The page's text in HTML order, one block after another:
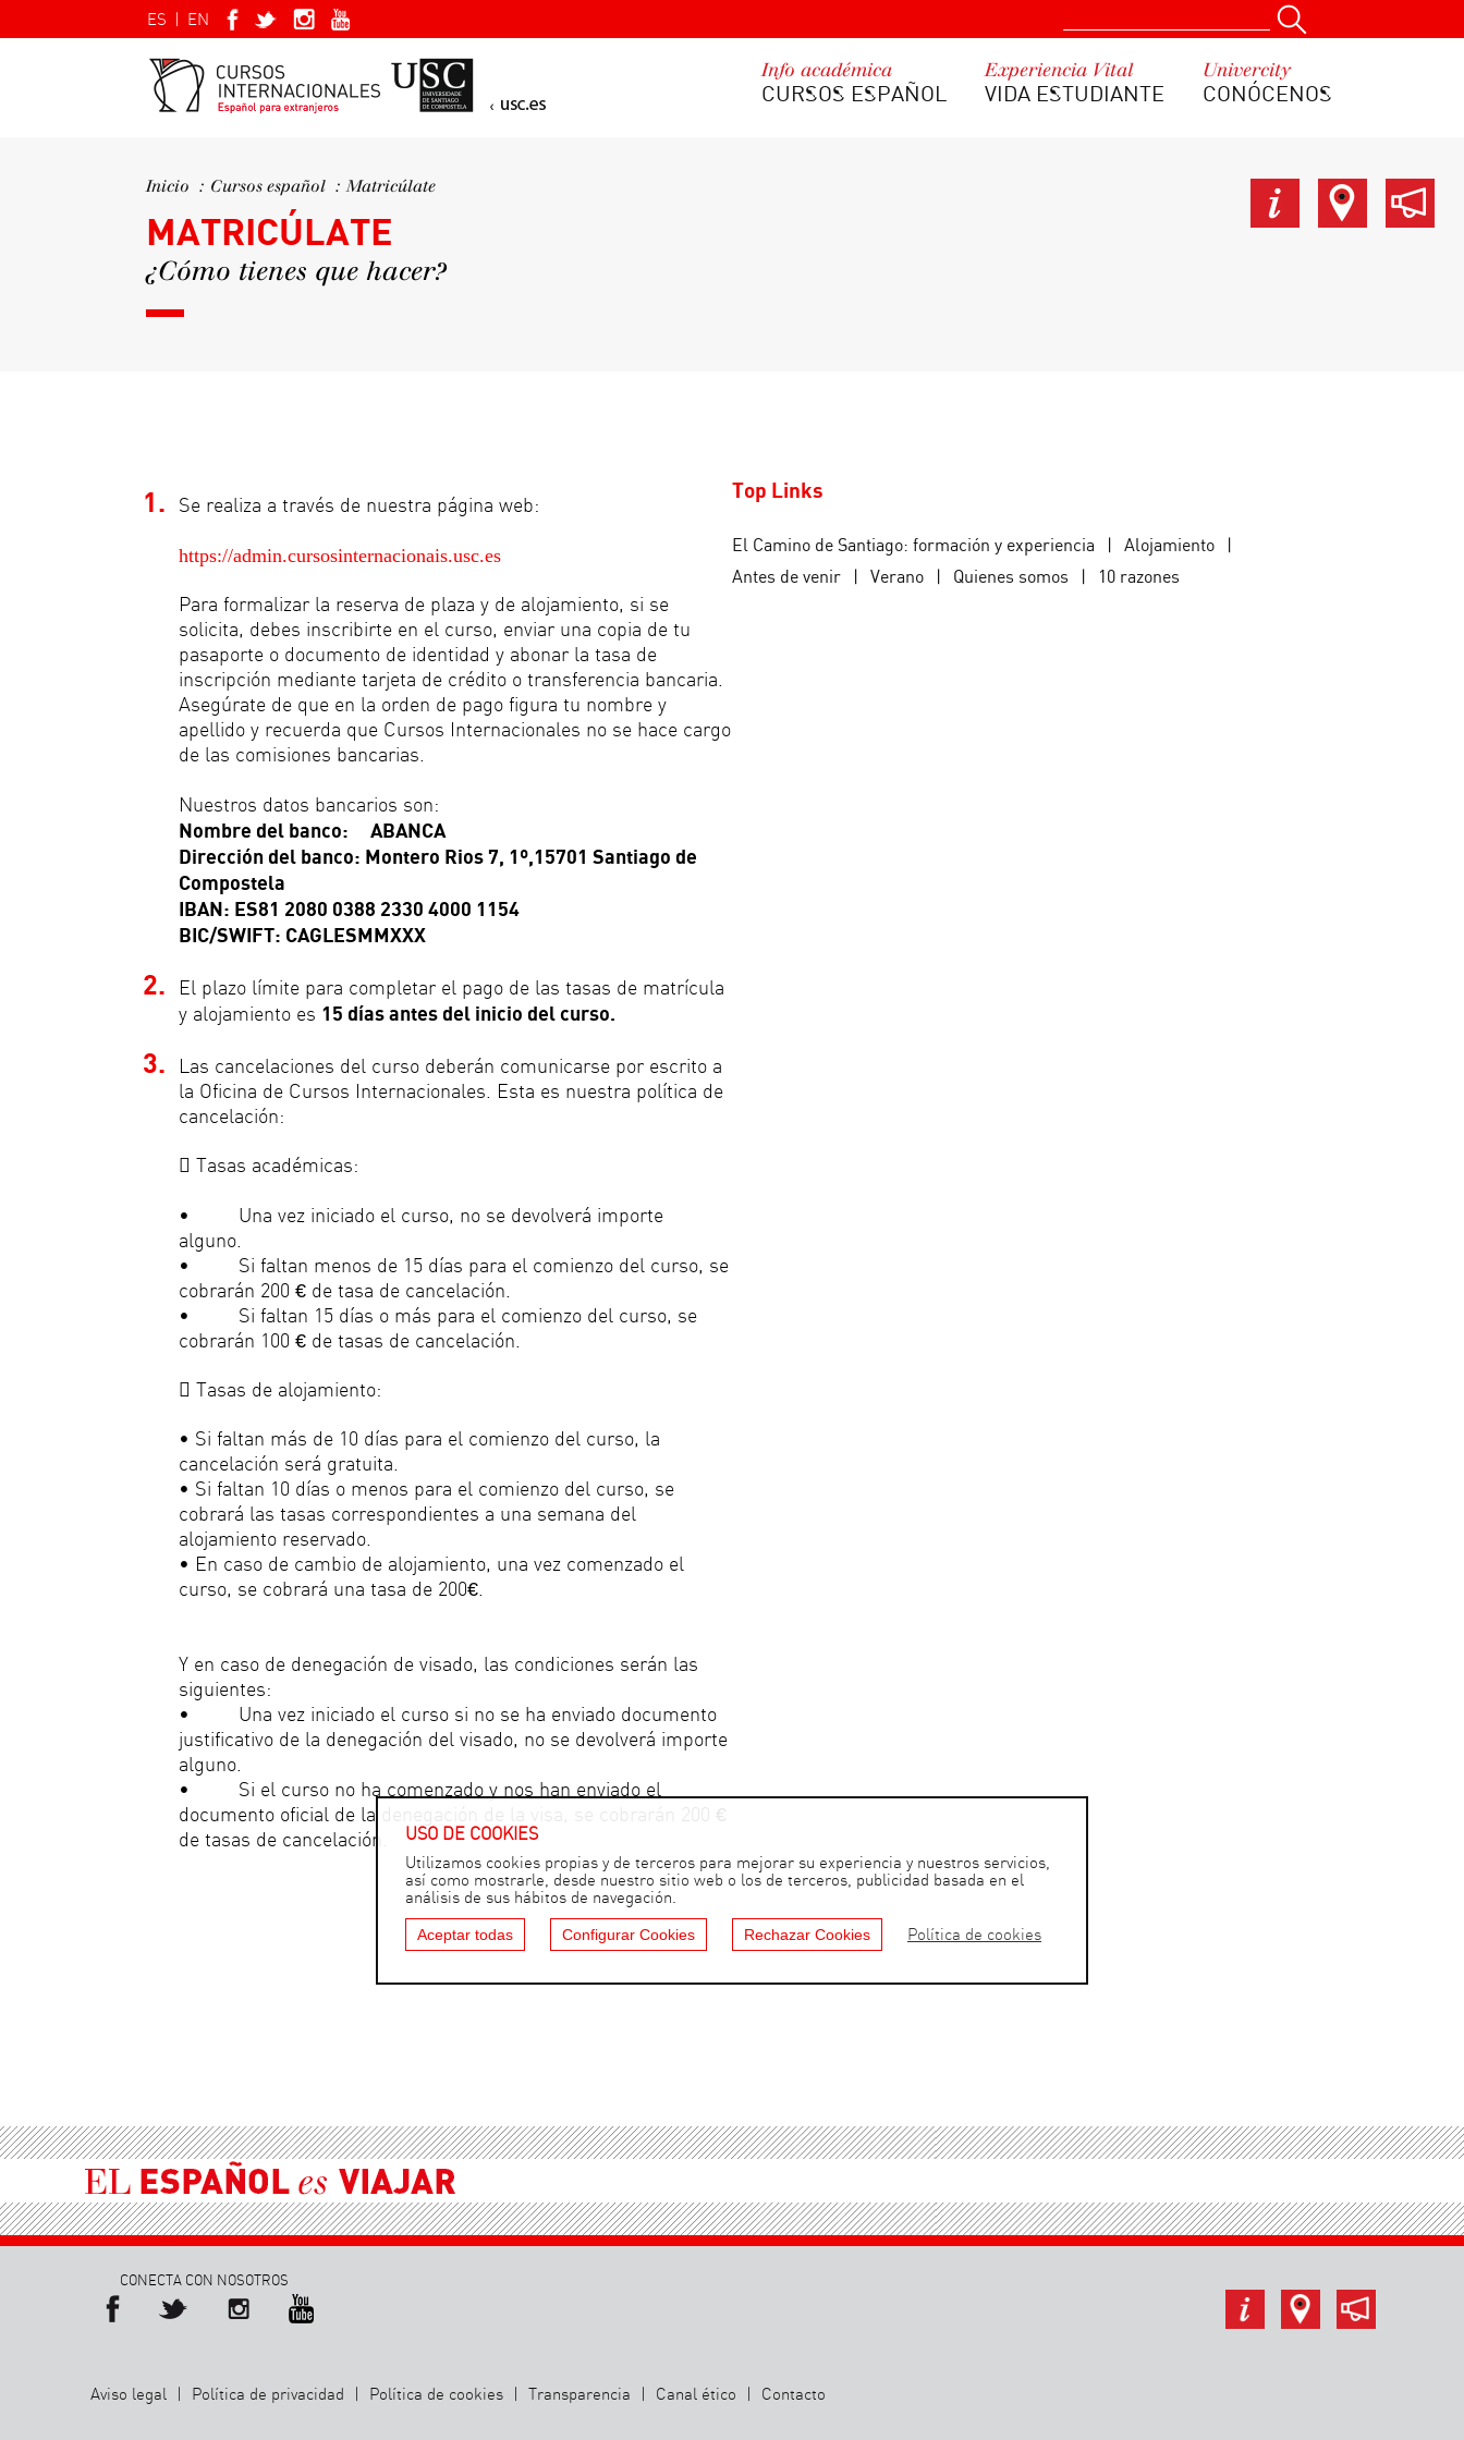
ES EN
Info académica
CURSOS ESPAÑOL
Experiencia Vital
VIDA ESTUDIANTE
Univercity
CONÓCENOS
Inicio Cursos español Matricúlate
MATRICÚLATE
¿Cómo tienes que hacer?
1. Se realiza a través de nuestra página web:
https://admin.cursosinternacionais.usc.es
Para formalizar la reserva de plaza y de alojamiento, si se
solicita, debes inscribirte en el curso, enviar una copia de tu
pasaporte o documento de identidad y abonar la tasa de
inscripción mediante tarjeta de crédito o transferencia bancaria.
Asegúrate de que en la orden de pago figura tu nombre y
apellido y recuerda que Cursos Internacionales no se hace cargo
de las comisiones bancarias.
Nuestros datos bancarios son:
Nombre del banco: ABANCA
Dirección del banco: Montero Rios 7, 1º,15701 Santiago de
Compostela
IBAN: ES81 2080 0388 2330 4000 1154
BIC/SWIFT: CAGLESMMXXX
2.
El plazo límite para completar el pago de las tasas de matrícula
y alojamiento es 15 días antes del inicio del curso.
3.
Las cancelaciones del curso deberán comunicarse por escrito a
la Oficina de Cursos Internacionales. Esta es nuestra política de
cancelación:
 Tasas académicas:
• Una vez iniciado el curso, no se devolverá importe
alguno.
• Si faltan menos de 15 días para el comienzo del curso, se
cobrarán 200 € de tasa de cancelación.
• Si faltan 15 días o más para el comienzo del curso, se
cobrarán 100 € de tasas de cancelación.
 Tasas de alojamiento:
• Si faltan más de 10 días para el comienzo del curso, la
cancelación será gratuita.
• Si faltan 10 días o menos para el comienzo del curso, se
cobrará las tasas correspondientes a una semana del
alojamiento reservado.
• En caso de cambio de alojamiento, una vez comenzado el
curso, se cobrará una tasa de 200€.
Y en caso de denegación de visado, las condiciones serán las
siguientes:
• Una vez iniciado el curso si no se ha enviado documento
justificativo de la denegación del visado, no se devolverá importe
alguno.
• Si el curso no ha comenzado y nos han enviado el
documento oficial de la denegación de la visa, se cobrarán 200 €
de tasas de cancelación.
Top Links
El Camino de Santiago: formación y experiencia Alojamiento
Antes de venir
Verano Quienes somos 10 razones
CONECTA CON NOSOTROS
Aviso legal Política de privacidad Política de cookies Transparencia Canal ético Contacto
USO DE COOKIES
Utilizamos cookies propias y de terceros para mejorar su experiencia y nuestros servicios,
así como mostrarle, desde nuestro sitio web o los de terceros, publicidad basada en el
análisis de sus hábitos de navegación.
Aceptar todas Configurar Cookies Rechazar Cookies Política de cookies